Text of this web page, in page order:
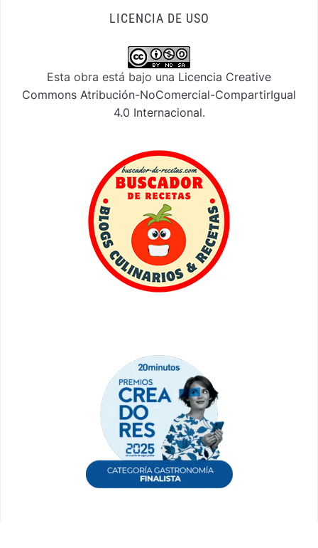
LICENCIA DE USO
Esta obra está bajo una Licencia Creative
Commons Atribución-NoComercial-CompartirIgual
4.0 Internacional.